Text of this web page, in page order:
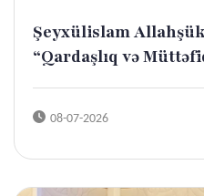
Şeyxülislam
“Qardaşlıq və
08-07-2026